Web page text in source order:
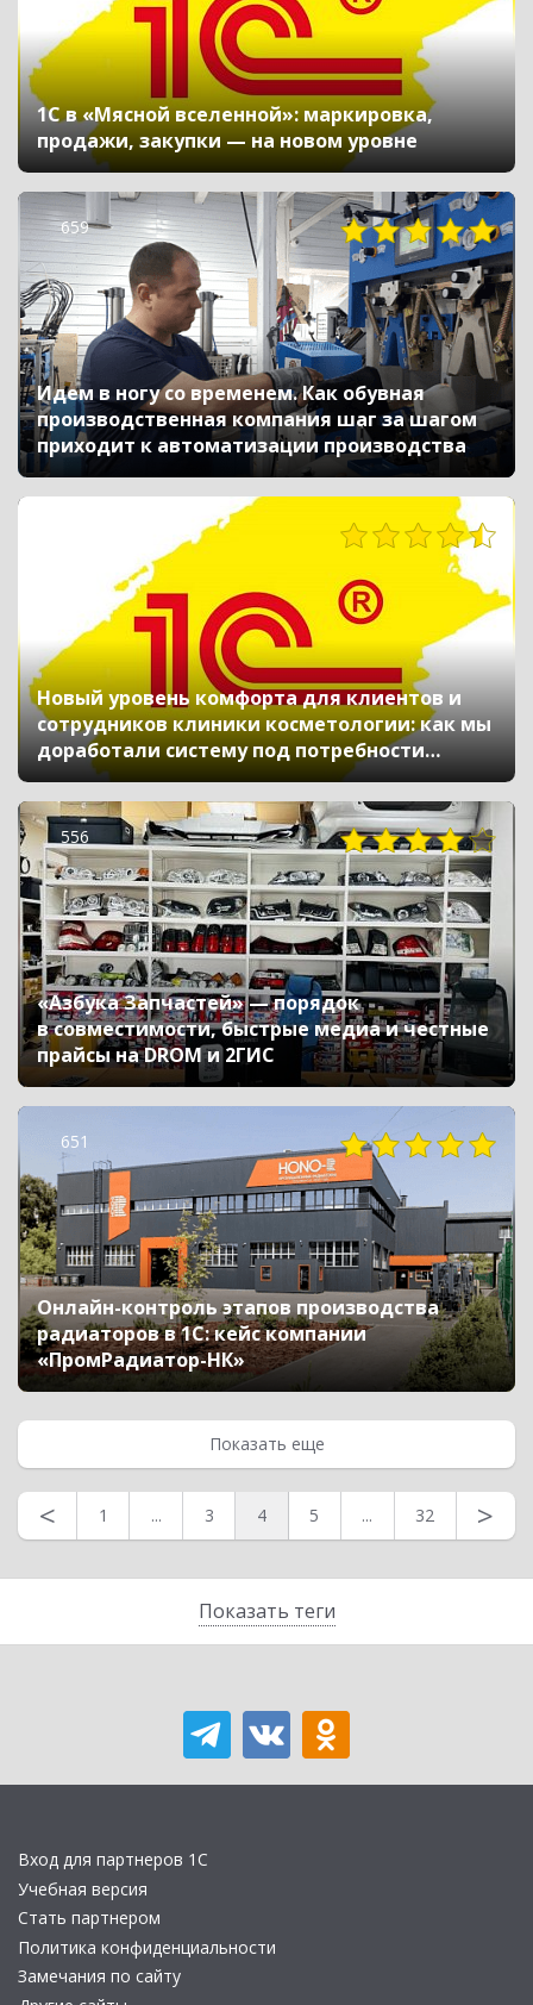
Показать теги
1С в «Мясной вселенной»: маркировка,
продажи, закупки — на новом уровне
659
Идем в ногу со временем. Как обувная
производственная компания шаг за шагом
приходит к автоматизации производства
Новый уровень комфорта для клиентов и
сотрудников клиники косметологии: как мы
доработали систему под потребности
компании
556
«Азбука Запчастей» — порядок
в совместимости, быстрые медиа и честные
прайсы на DROM и 2ГИС
651
Онлайн-контроль этапов производства
радиаторов в 1С: кейс компании
«ПромРадиатор-НК»
Показать еще
< 1 ... 3 4 5 ... 32 >
Вход для партнеров 1С
Учебная версия
Стать партнером
Политика конфиденциальности
Замечания по сайту